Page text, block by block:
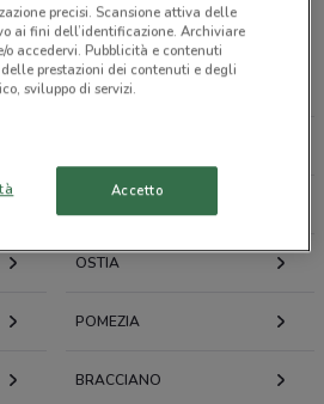
per città nelle vicinanze
FIUMICINO
OSTIA
POMEZIA
BRACCIANO
precisi. Scansione attiva delle
ai fini dell’identificazione. Archiviare
o accedervi. Pubblicità e contenuti
prestazioni dei contenuti e degli
sviluppo di servizi.
Accetto